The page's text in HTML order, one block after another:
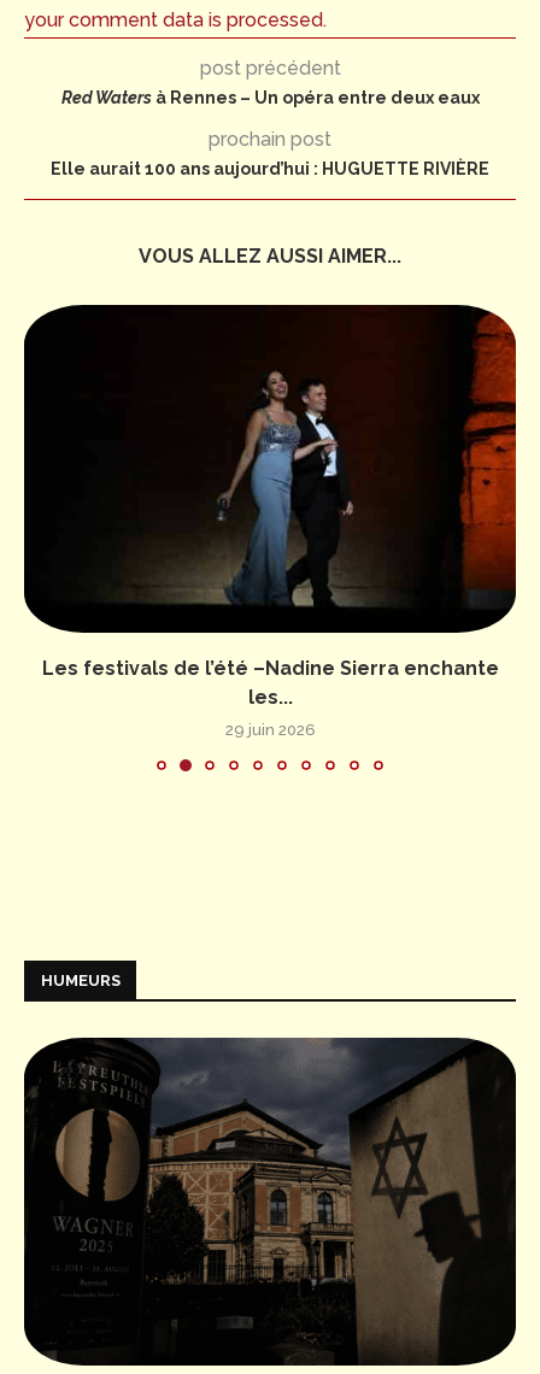
your comment data is processed.
post précédent
Red Watersà Rennes – Un opéra entre deux eaux
prochain post
Elle aurait 100 ans aujourd’hui : HUGUETTE RIVIÈRE
VOUS ALLEZ AUSSI AIMER...
Les festivals de l’été –Nadine Sierra enchante
les...
29 juin 2026
HUMEURS